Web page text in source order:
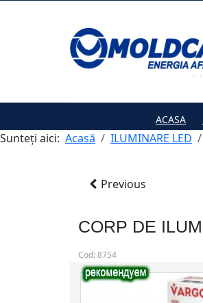
ACASA
Sunteți aici: Acasă ILUMINARE LED
Previous
CORP DE
Cod:8754